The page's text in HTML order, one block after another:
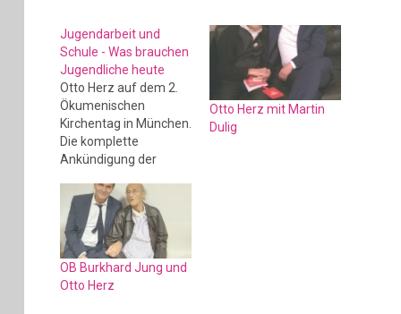
,
u
m
a
u
f
L
i
n
k
e
d
I
n
u
t
e
i
l
e
n
(
W
i
Jugendarbeit und
Schule - Was brauchen
Jugendliche heute
Otto Herz auf dem 2.
Ökumenischen
Kirchentag in München.
Die komplette
Ankündigung der
Otto Herz mit Martin
Dulig
OB Burkhard Jung und
Otto Herz